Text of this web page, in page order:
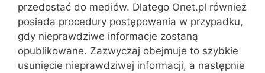
przedostać do mediów. Dlatego Onet.pl również
posiada procedury postępowania w przypadku,
gdy nieprawdziwe informacje zostaną
opublikowane. Zazwyczaj obejmuje to szybkie
usunięcie nieprawdziwej informacji, a następnie